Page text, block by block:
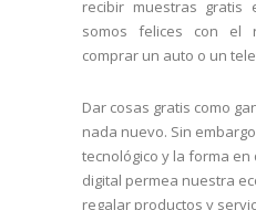
recibir muestras gratis
somos felices con el
comprar un auto o un
Dar cosas gratis como
nada nuevo. Sin
tecnológico y la forma
digital permea nuestra
regalar productos y